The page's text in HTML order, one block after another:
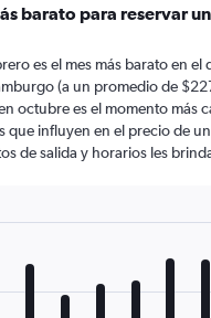
barato para reservar
es el mes más barato en el
(a un promedio de
octubre es el momento más
que influyen en el precio de
de salida y horarios les